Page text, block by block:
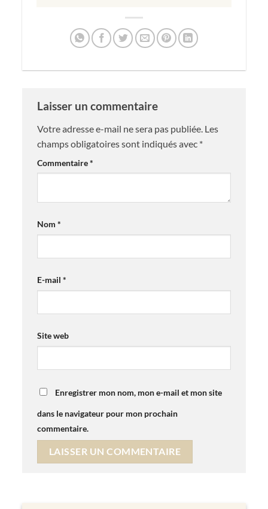
Laisser un commentaire
Votre adresse e-mail ne sera pas publiée. Les
champs obligatoires sont indiqués avec *
Commentaire*
Nom*
E-mail*
Site web
Enregistrer mon nom, mon e-mail et mon site
dans le navigateur pour mon prochain
commentaire.